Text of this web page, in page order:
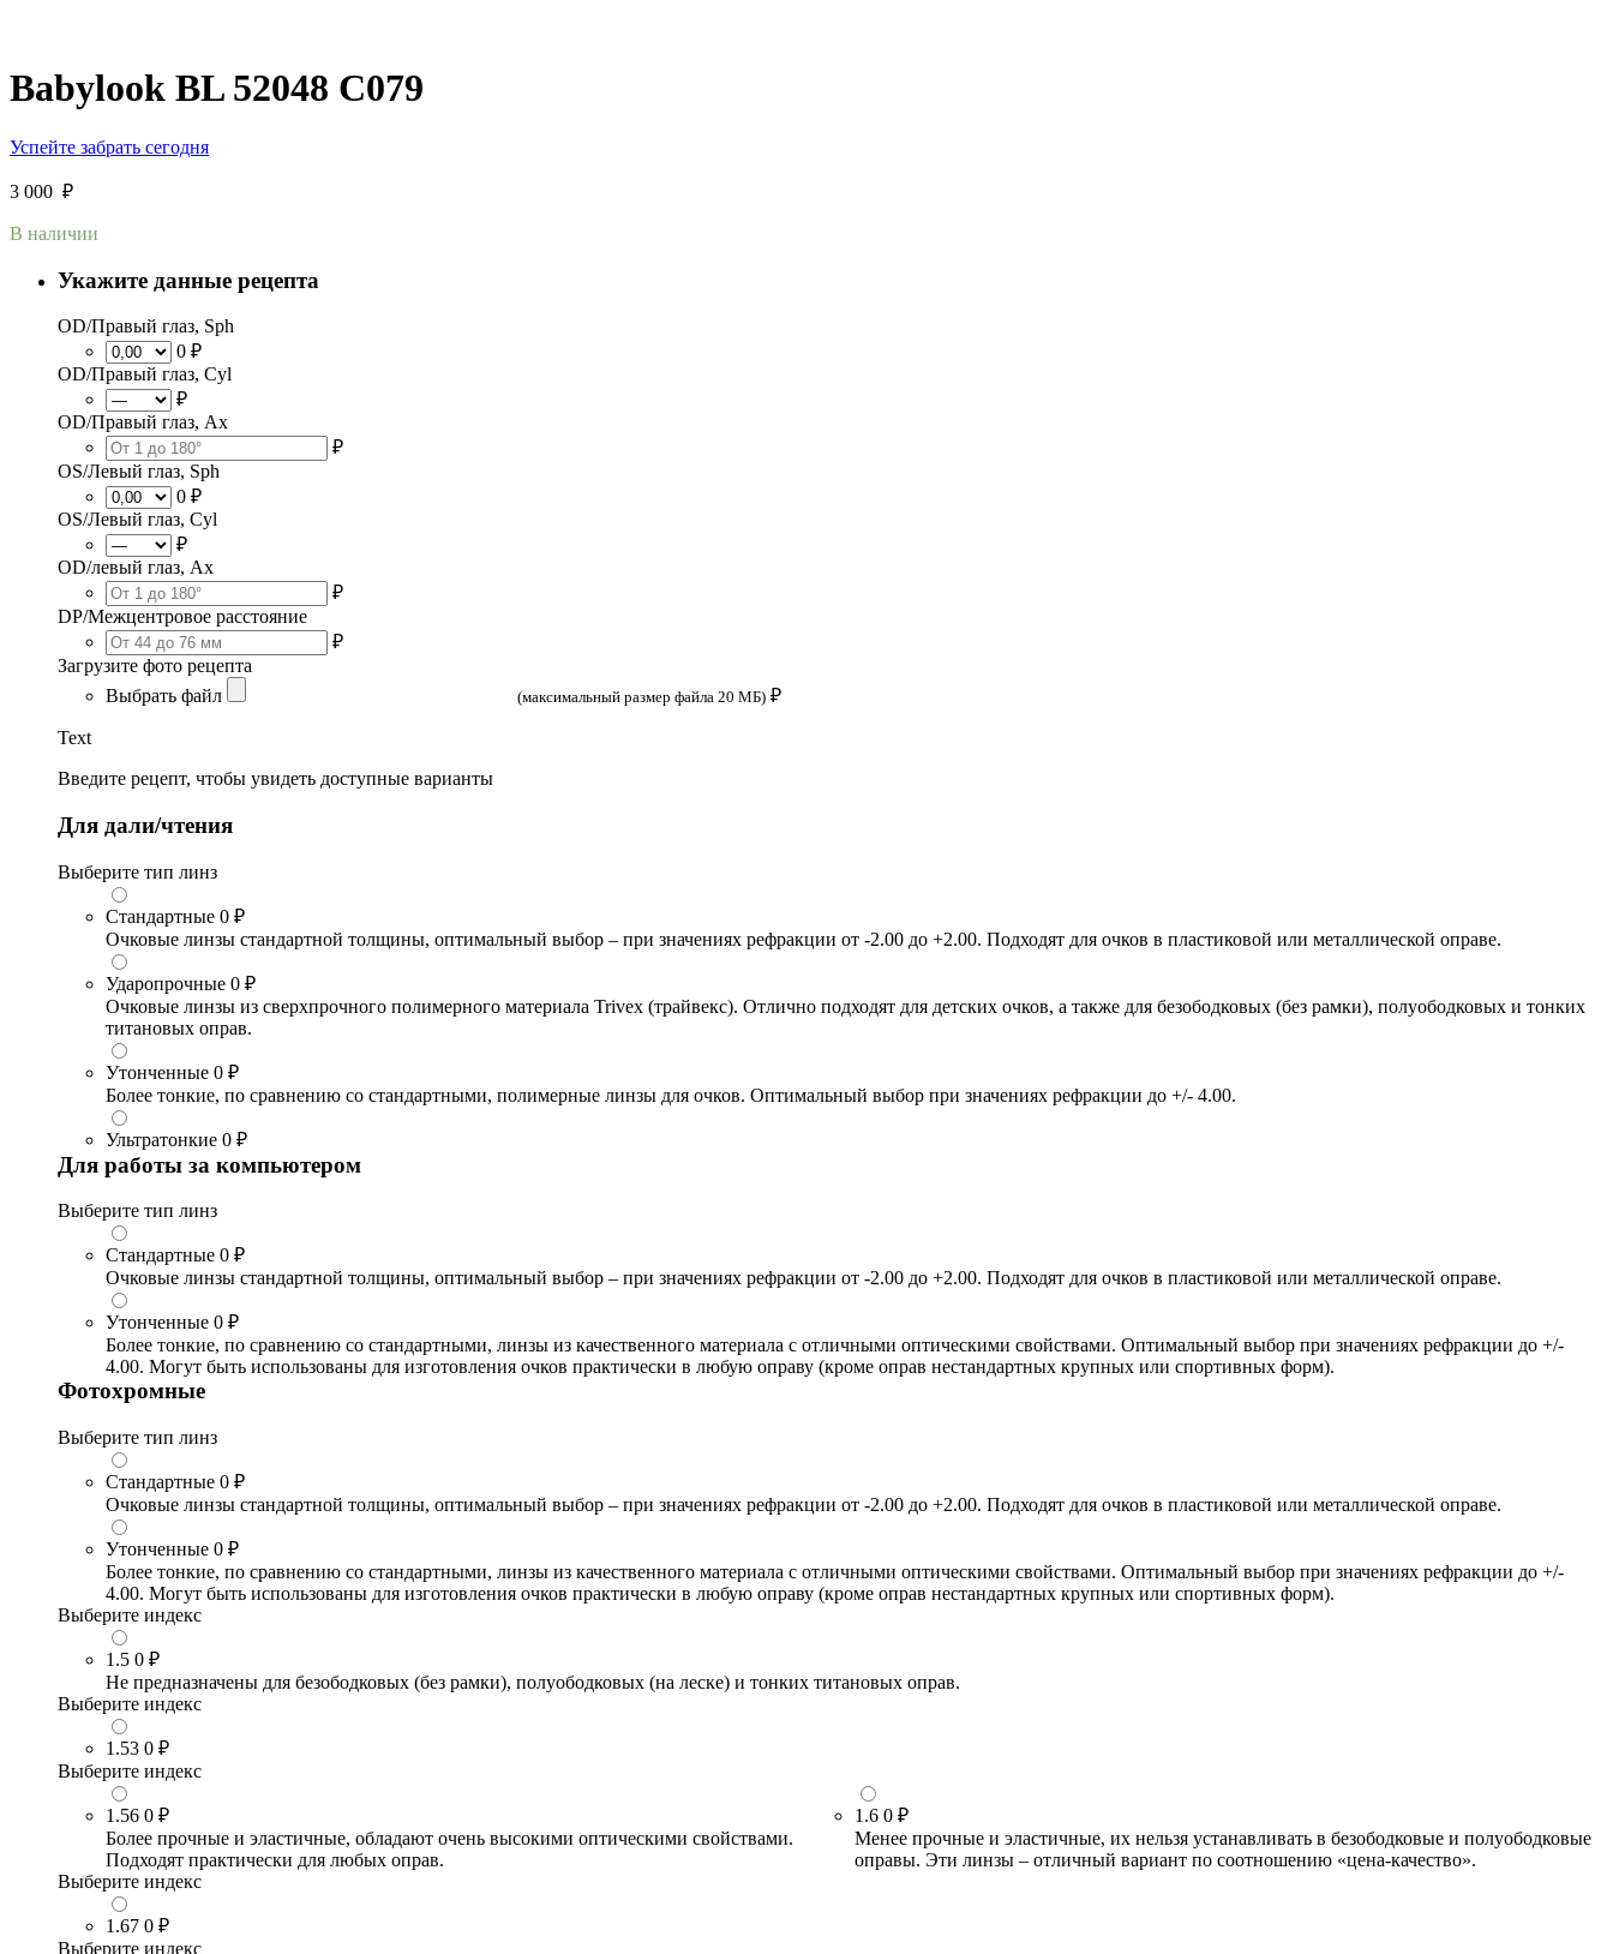
Babylook BL 52048 C079
Успейте забрать сегодня
3 000 ₽
В наличии
Укажите данные рецепта
OD/Правый глаз, Sph
0 ₽
OD/Правый глаз, Cyl
₽
OD/Правый глаз, Ax
₽
OS/Левый глаз, Sph
0 ₽
OS/Левый глаз, Cyl
₽
OD/левый глаз, Ax
₽
DP/Межцентровое расстояние
₽
Загрузите фото рецепта
Выбрать файл
(максимальный размер файла 20 МБ) ₽
Text
Введите рецепт, чтобы увидеть доступные варианты
Для дали/чтения
Выберите тип линз
Стандартные 0 ₽
Очковые линзы стандартной толщины, оптимальный выбор – при значениях рефракции от -2.00 до +2.00. Подходят для очков в пластиковой или металлической оправе.
Ударопрочные 0 ₽
Очковые линзы из сверхпрочного полимерного материала Trivex (трайвекс). Отлично подходят для детских очков, а также для безободковых (без рамки), полуободковых и тонких
титановых оправ.
Утонченные 0 ₽
Более тонкие, по сравнению со стандартными, полимерные линзы для очков. Оптимальный выбор при значениях рефракции до +/- 4.00.
Ультратонкие 0 ₽
Для работы за компьютером
Выберите тип линз
Стандартные 0 ₽
Очковые линзы стандартной толщины, оптимальный выбор – при значениях рефракции от -2.00 до +2.00. Подходят для очков в пластиковой или металлической оправе.
Утонченные 0 ₽
Более тонкие, по сравнению со стандартными, линзы из качественного материала с отличными оптическими свойствами. Оптимальный выбор при значениях рефракции до +/-
4.00. Могут быть использованы для изготовления очков практически в любую оправу (кроме оправ нестандартных крупных или спортивных форм).
Фотохромные
Выберите тип линз
Стандартные 0 ₽
Очковые линзы стандартной толщины, оптимальный выбор – при значениях рефракции от -2.00 до +2.00. Подходят для очков в пластиковой или металлической оправе.
Утонченные 0 ₽
Более тонкие, по сравнению со стандартными, линзы из качественного материала с отличными оптическими свойствами. Оптимальный выбор при значениях рефракции до +/-
4.00. Могут быть использованы для изготовления очков практически в любую оправу (кроме оправ нестандартных крупных или спортивных форм).
Выберите индекс
1.5 0 ₽
Не предназначены для безободковых (без рамки), полуободковых (на леске) и тонких титановых оправ.
Выберите индекс
1.53 0 ₽
Выберите индекс
1.56 0 ₽
Более прочные и эластичные, обладают очень высокими оптическими свойствами.
Подходят практически для любых оправ.
1.6 0 ₽
Менее прочные и эластичные, их нельзя устанавливать в безободковые и полуободковые
оправы. Эти линзы – отличный вариант по соотношению «цена-качество».
Выберите индекс
1.67 0 ₽
Выберите индекс